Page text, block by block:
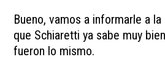
Bueno, vamos a informarle a
que Schiaretti ya sabe muy
fueron lo mismo.